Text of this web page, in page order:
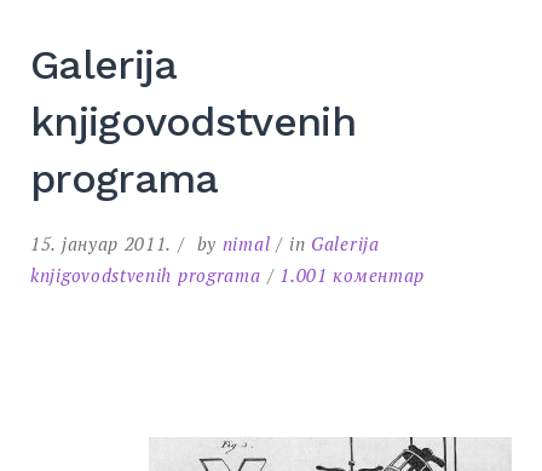
Galerija
knjigovodstvenih
programa
15. јануар 2011. by nimal in Galerija
knjigovodstvenih programa
1.001 коментар